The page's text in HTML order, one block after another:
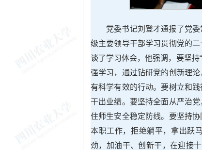
党委书记刘登才通报了党
级主要领导干部学习贯彻党的
谈了学习体会，他强调，要坚持
强学习，通过钻研党的创新理
有科学有效的行动。要树立和
干出业绩。要坚持全面从严治
住师生安全稳定防线。要坚持
本职工作，拒绝躺平，拿出跃
劲，加油干、创新干，在迎接